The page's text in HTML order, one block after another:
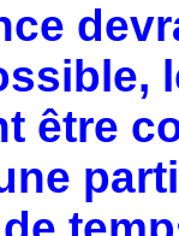
être